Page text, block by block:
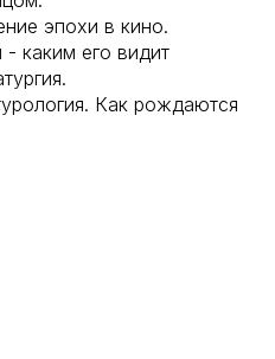
эпохи в кино.
- каким его видит
Как рождаются